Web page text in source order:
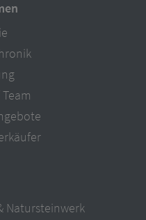
Natursteinwerk